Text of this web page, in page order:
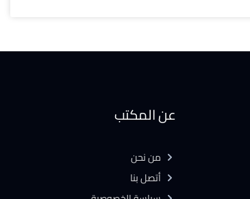
عن المكتب
من نحن
أتصل بنا